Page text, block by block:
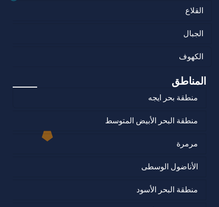
القلاع
الجبال
الكهوف
المناطق
منطقة بحر ايجه
منطقة البحر الأبيض المتوسط
مرمرة
الأناضول الوسطى
منطقة البحر الأسود